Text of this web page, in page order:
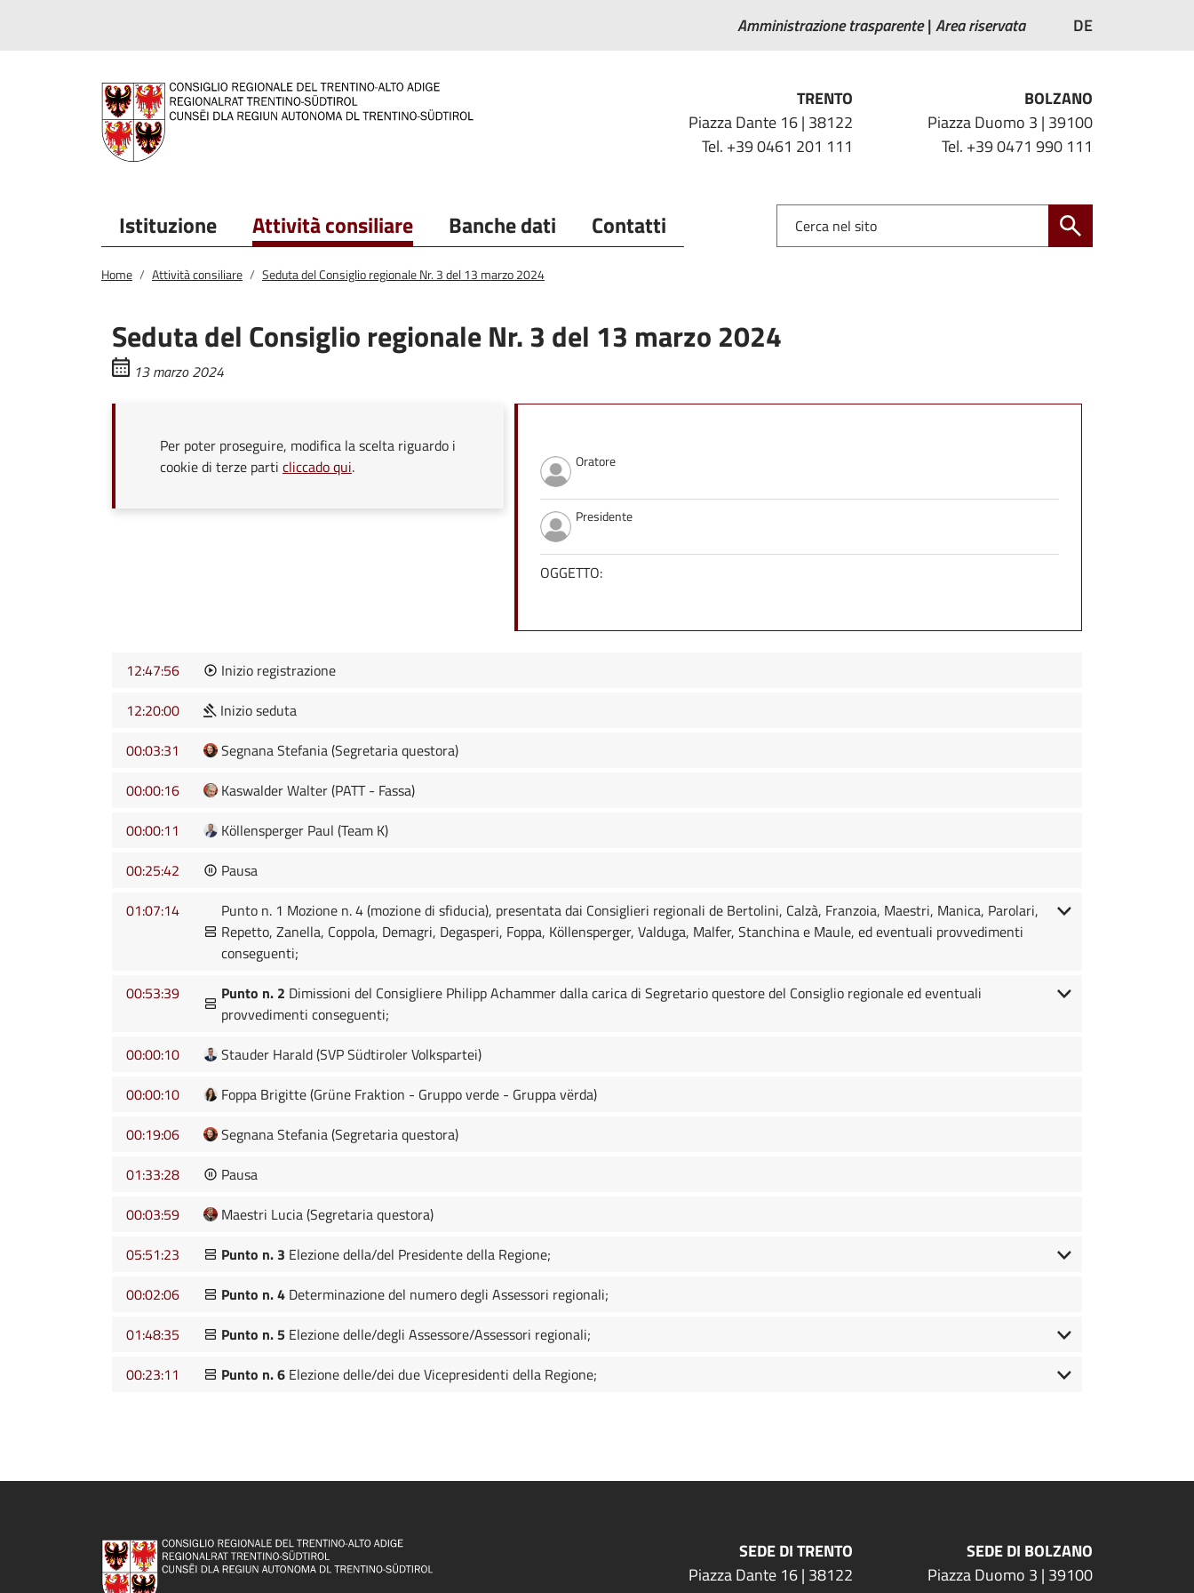
Amministrazione trasparente Area riservata DE
TRENTO
Piazza Dante 16 | 38122
Tel. +39 0461 201 111
BOLZANO
Piazza Duomo 3 | 39100
Tel. +39 0471 990 111
Istituzione Attività consiliare Banche dati Contatti
Home Attività consiliare Seduta del Consiglio regionale Nr. 3 del 13 marzo 2024
Seduta del Consiglio regionale Nr. 3 del 13 marzo 2024
13 marzo 2024
Per poter proseguire, modifica la scelta riguardo i
cookie di terze parti cliccado qui. Oratore
Presidente
OGGETTO:
12:47:56
Inizio registrazione
12:20:00
Inizio seduta
00:03:31
Segnana Stefania (Segretaria questora)
00:00:16
Kaswalder Walter (PATT - Fassa)
00:00:11
Köllensperger Paul (Team K)
00:25:42
Pausa
01:07:14
Punto n. 1 Mozione n. 4 (mozione di sfiducia), presentata dai Consiglieri regionali de Bertolini, Calzà, Franzoia, Maestri, Manica, Parolari,
Repetto, Zanella, Coppola, Demagri, Degasperi, Foppa, Köllensperger, Valduga, Malfer, Stanchina e Maule, ed eventuali provvedimenti
conseguenti;
00:53:39
Punto n. 2 Dimissioni del Consigliere Philipp Achammer dalla carica di Segretario questore del Consiglio regionale ed eventuali
provvedimenti conseguenti;
00:00:10
Stauder Harald (SVP Südtiroler Volkspartei)
00:00:10
Foppa Brigitte (Grüne Fraktion - Gruppo verde - Gruppa vërda)
00:19:06
Segnana Stefania (Segretaria questora)
01:33:28
Pausa
00:03:59
Maestri Lucia (Segretaria questora)
05:51:23
Punto n. 3 Elezione della/del Presidente della Regione;
00:02:06
Punto n. 4 Determinazione del numero degli Assessori regionali;
01:48:35
Punto n. 5 Elezione delle/degli Assessore/Assessori regionali;
00:23:11
Punto n. 6 Elezione delle/dei due Vicepresidenti della Regione;
SEDE DI TRENTO
Piazza Dante 16 | 38122
SEDE DI BOLZANO
Piazza Duomo 3 | 39100